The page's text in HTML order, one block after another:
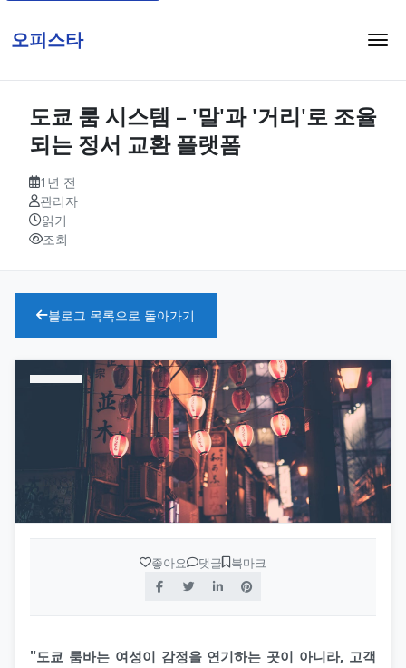
오피스타
도쿄 룸 시스템 – '말'과 '거리'로 조율
되는 정서 교환 플랫폼
1년 전
관리자
읽기
조회
블로그 목록으로 돌아가기
좋아요 댓글 북마크
"도쿄 룸바는 여성이 감정을 연기하는 곳이 아니라, 고객